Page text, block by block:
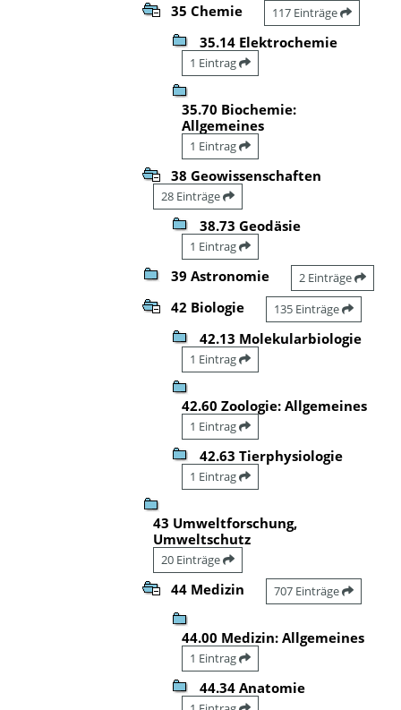
35 Chemie 117 Einträge
35.14 Elektrochemie
1 Eintrag
35.70 Biochemie:
Allgemeines
1 Eintrag
38 Geowissenschaften
28 Einträge
38.73 Geodäsie
1 Eintrag
39 Astronomie 2 Einträge
42 Biologie 135 Einträge
42.13 Molekularbiologie
1 Eintrag
42.60 Zoologie: Allgemeines
1 Eintrag
42.63 Tierphysiologie
1 Eintrag
43 Umweltforschung,
Umweltschutz
20 Einträge
44 Medizin 707 Einträge
44.00 Medizin: Allgemeines
1 Eintrag
44.34 Anatomie